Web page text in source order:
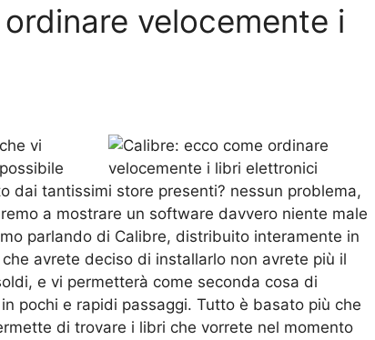
velocemente i
che vi
dai tantissimi store presenti? nessun problema,
a mostrare un software davvero niente male
parlando di Calibre, distribuito interamente in
avrete deciso di installarlo non avrete più il
e vi permetterà come seconda cosa di
pochi e rapidi passaggi. Tutto è basato più che
di trovare i libri che vorrete nel momento